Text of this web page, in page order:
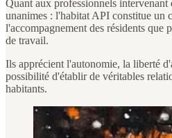
Quant aux professionnels intervenant
unanimes : l'habitat API constitue un
l'accompagnement des résidents que
de travail.
Ils apprécient l'autonomie, la liberté
possibilité d'établir de véritables
habitants.